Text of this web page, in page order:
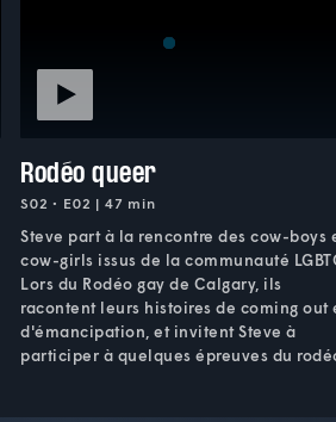
Rodéo queer
S02 • E02 | 47 min
Steve part à la rencontre des cow-boys
cow-girls issus de la communauté
Lors du Rodéo gay de Calgary, ils
racontent leurs histoires de coming out
d'émancipation, et invitent Steve à
participer à quelques épreuves du